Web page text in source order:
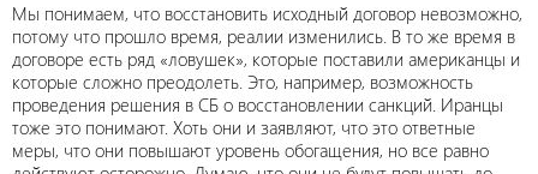
Мы понимаем, что восстановить исходный договор невозможно,
потому что прошло время, реалии изменились. В то же время в
договоре есть ряд «ловушек», которые поставили американцы и
которые сложно преодолеть. Это, например, возможность
проведения решения в СБ о восстановлении санкций. Иранцы
тоже это понимают. Хоть они и заявляют, что это ответные
меры, что они повышают уровень обогащения, но все равно